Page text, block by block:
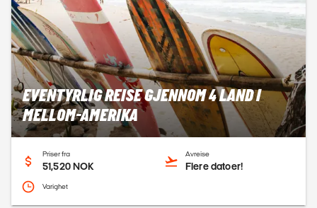
EVENTYRLIG REISE GJENNOM 4 LAND I
MELLOM-AMERIKA
Priser fra
51,520 NOK
Varighet
Avreise
Flere datoer!